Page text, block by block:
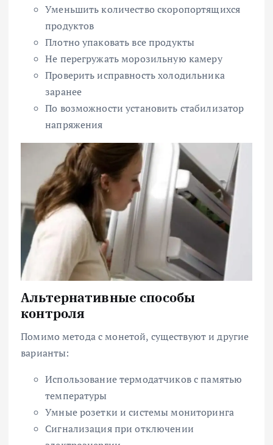
Уменьшить количество скоропортящихся
продуктов
Плотно упаковать все продукты
Не перегружать морозильную камеру
Проверить исправность холодильника
заранее
По возможности установить стабилизатор
напряжения
Альтернативные способы
контроля
Помимо метода с монетой, существуют и другие
варианты:
Использование термодатчиков с памятью
температуры
Умные розетки и системы мониторинга
Сигнализация при отключении